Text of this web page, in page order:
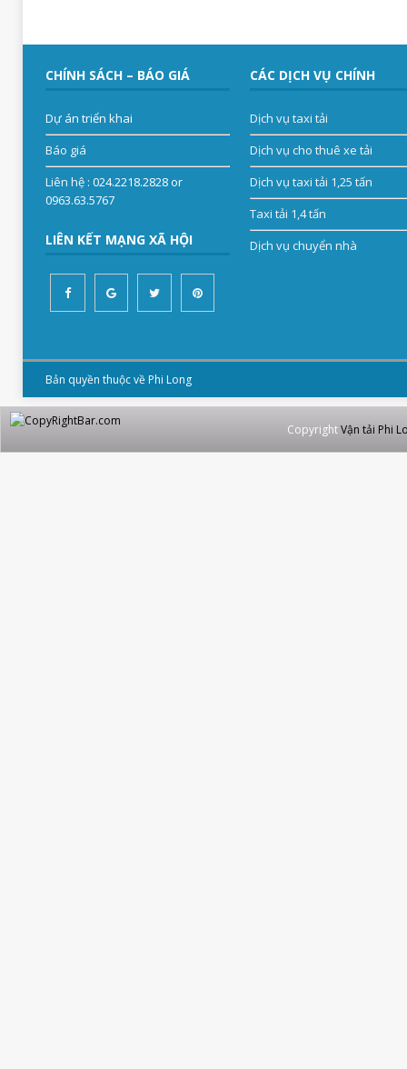
CHÍNH SÁCH – BÁO GIÁ
Dự án triển khai
Báo giá
Liên hệ: 024.2218.2828 or
0963.63.5767
LIÊN KẾT MẠNG XÃ HỘI
CÁC DỊCH VỤ CHÍNH
Dịch vụ taxi tải
Dịch vụ cho thuê xe tải
Dịch vụ taxi tải 1,25 tấn
Taxi tải 1,4 tấn
Dịch vụ chuyển nhà
Bản quyền thuộc về Phi Long
CopyrightVận tải Phi